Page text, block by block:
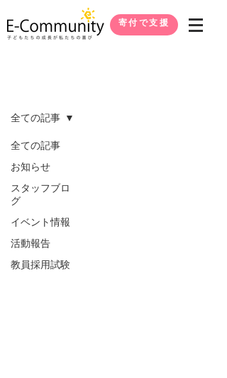
寄付で支援
全ての記事
お知らせ
スタッフブロ
グ
イベント情報
活動報告
教員採用試験
全ての記事